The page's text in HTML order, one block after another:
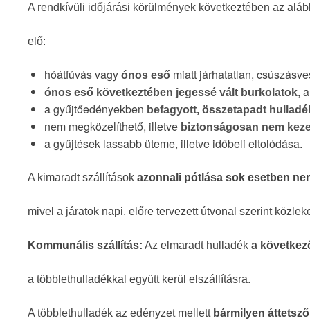
A rendkívüli időjárási körülmények következtében az
elő:
hóátfúvás vagy ónos eső miatt járhatatlan,
ónos eső következtében jegessé vált burkolatok,
a gyűjtőedényekben befagyott, összetapadt
nem megközelíthető, illetve biztonságosan nem
a gyűjtések lassabb üteme, illetve időbeli eltolódása.
A kimaradt szállítások azonnali pótlása sok esetben
mivel a járatok napi, előre tervezett útvonal szerint
Kommunális szállítás: Az elmaradt hulladék a
a többlethulladékkal együtt kerül elszállításra.
A többlethulladék az edényzet mellett bármilyen